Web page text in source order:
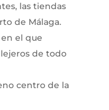
las tiendas
de Málaga.
en el que
de todo
centro de la